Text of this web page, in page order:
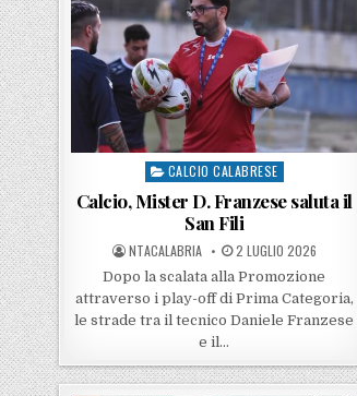
Posted in
CALCIO CALABRESE
Calcio, Mister D. Franzese saluta il
San Fili
POSTED BY
NTACALABRIA POSTED ON
2 LUGLIO 2026
Dopo la scalata alla Promozione
attraverso i play-off di Prima Categoria,
le strade tra il tecnico Daniele Franzese
e il…